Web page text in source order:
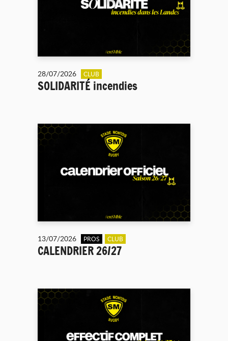
28/07/2026 CLUB
SOLIDARITÉ incendies
13/07/2026 PROS CLUB
CALENDRIER 26/27